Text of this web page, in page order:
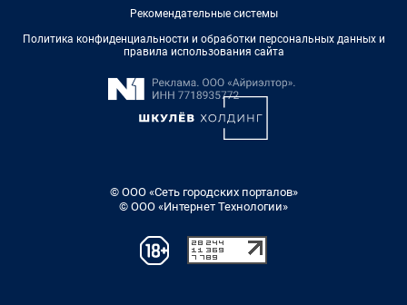
Рекомендательные системы
Политика конфиденциальности и обработки персональных данных и
правила использования сайта
© ООО «Сеть городских порталов»
© ООО «Интернет Технологии»